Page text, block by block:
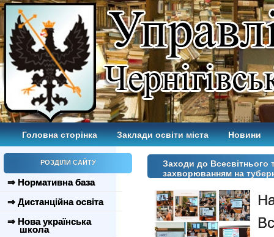
Головна сторінка Заклади освіти міста Новини
РОЗДІЛИ САЙТУ
⇒ Нормативна база
⇒ Дистанційна освіта
⇒ Нова українська
школа
Заходи до Всесвітнього
захворюванням на